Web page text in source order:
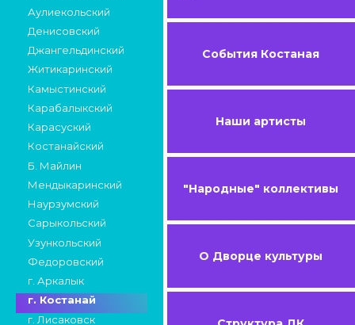
Аулиекольский
Денисовский
Джангельдинский
Житикаринский
Камыстинский
Карабалыкский
Карасуский
Костанайский
Б. Майлин
Мендыкаринский
Наурзумский
Сарыкольский
Узункольский
Федоровский
г. Аркалык
г. Костанай
г. Лисаковск
События Костаная
Наши артисты
"Народные" коллективы
О Дворце культуры